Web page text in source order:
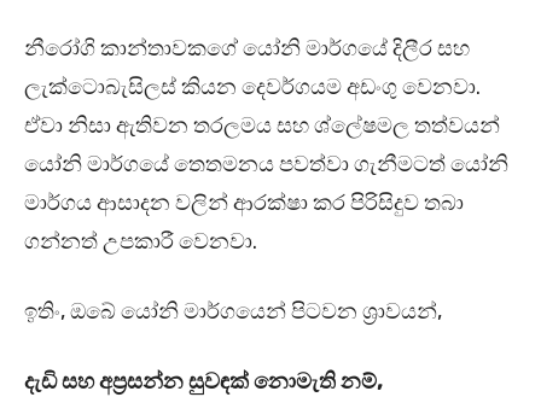
නීරෝගි කාන්තාවකගේ යෝනි මාර්ගයේ දිලීර සහ
ලැක්ටොබැසිලස් කියන දෙවර්ගයම අඩංගු වෙනවා.
ඒවා නිසා ඇතිවන තරලමය සහ ශ්ලේෂමල තත්වයන්
යෝනි මාර්ගයේ තෙතමනය පවත්වා ගැනීමටත් යෝනි
මාර්ගය ආසාදන වලින් ආරක්ෂා කර පිරිසිදුව තබා
ගන්නත් උපකාරී වෙනවා.
ඉතිං, ඔබේ යෝනි මාර්ගයෙන් පිටවන ශ්‍රාවයන්,
දැඩි සහ අප්‍රසන්න සුවඳක් නොමැති නම්,